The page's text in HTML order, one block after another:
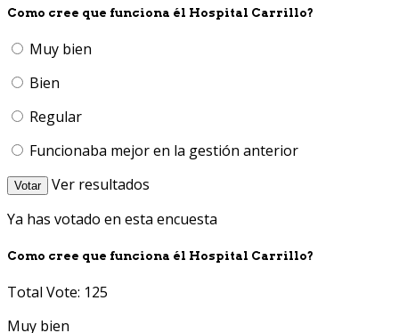
Como cree que funciona él Hospital Carrillo?
Muy bien
Bien
Regular
Funcionaba mejor en la gestión anterior
Votar
Ver resultados
Ya has votado en esta encuesta
Como cree que funciona él Hospital Carrillo?
Total Vote: 125
Muy bien